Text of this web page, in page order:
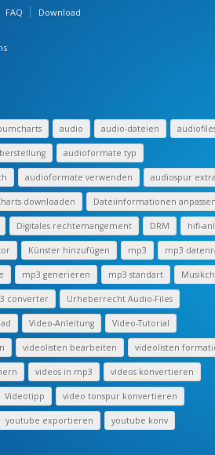
FAQ Download
audio audio-dateien
audioformate typ
audioformate verwenden audiospur
downloaden Dateiinformationen
Digitales rechtemangement DRM hifi-
Künster hinzufügen mp3 mp3
mp3 generieren mp3 standart
converter Urheberrecht Audio-Files
Video-Anleitung Video-Tutorial
videolisten bearbeiten videolisten
videos in mp3 videos konvertieren
Videotipp video tonspur konvertieren
youtube exportieren youtube konv